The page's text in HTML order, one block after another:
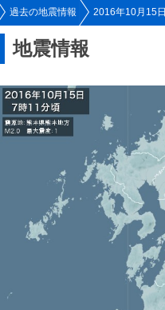
過去の地震情報 2016年10月15日
地震情報